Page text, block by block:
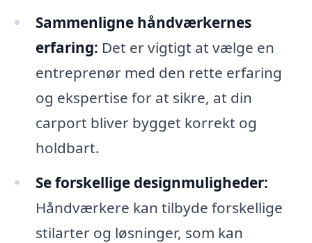
Sammenligne håndværkernes
erfaring: Det er vigtigt at vælge en
entreprenør med den rette erfaring
og ekspertise for at sikre, at din
carport bliver bygget korrekt og
holdbart.
Se forskellige designmuligheder:
Håndværkere kan tilbyde forskellige
stilarter og løsninger, som kan